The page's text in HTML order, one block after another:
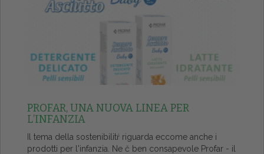
PROFAR, UNA NUOVA LINEA PER
L’INFANZIA
Il tema della sostenibilitŕ riguarda eccome anche i
prodotti per l'infanzia. Ne č ben consapevole Profar - il